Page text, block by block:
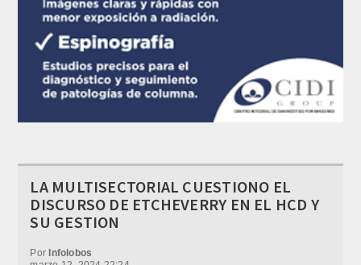
LA MULTISECTORIAL CUESTIONO EL
DISCURSO DE ETCHEVERRY EN EL HCD Y
SU GESTION
PorInfolobos